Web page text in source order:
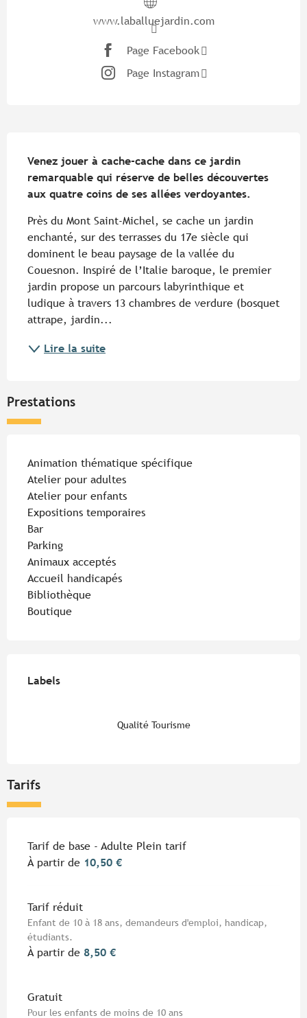
www.laballuejardin.com
Page Facebook
Page Instagram
Venez jouer à cache-cache dans ce jardin
remarquable qui réserve de belles découvertes
aux quatre coins de ses allées verdoyantes.
Près du Mont Saint-Michel, se cache un jardin
enchanté, sur des terrasses du 17e siècle qui
dominent le beau paysage de la vallée du
Couesnon. Inspiré de l’Italie baroque, le premier
jardin propose un parcours labyrinthique et
ludique à travers 13 chambres de verdure (bosquet
attrape, jardin...
Lire la suite
Prestations
Animation thématique spécifique
Atelier pour adultes
Atelier pour enfants
Expositions temporaires
Bar
Parking
Animaux acceptés
Accueil handicapés
Bibliothèque
Boutique
Labels
Labels
Qualité Tourisme
Tarifs
Tarifs 2026
Tarif de base - Adulte Plein tarif
À partir de 10,50 €
Tarif réduit
Enfant de 10 à 18 ans, demandeurs d'emploi, handicap,
étudiants.
À partir de 8,50 €
Gratuit
Pour les enfants de moins de 10 ans